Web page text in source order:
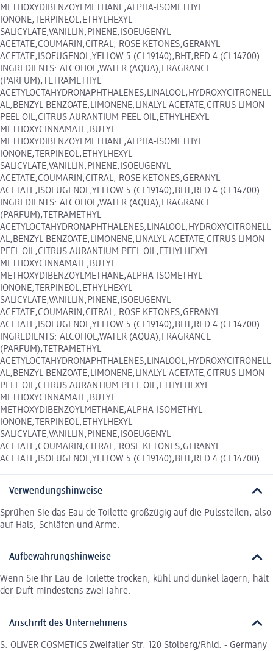
METHOXYDIBENZOYLMETHANE,ALPHA-ISOMETHYL
IONONE,TERPINEOL,ETHYLHEXYL
SALICYLATE,VANILLIN,PINENE,ISOEUGENYL
ACETATE,COUMARIN,CITRAL, ROSE KETONES,GERANYL
ACETATE,ISOEUGENOL,YELLOW 5 (CI 19140),BHT,RED 4 (CI 14700)
INGREDIENTS: ALCOHOL,WATER (AQUA),FRAGRANCE
(PARFUM),TETRAMETHYL
ACETYLOCTAHYDRONAPHTHALENES,LINALOOL,HYDROXYCITRONELL
AL,BENZYL BENZOATE,LIMONENE,LINALYL ACETATE,CITRUS LIMON
PEEL OIL,CITRUS AURANTIUM PEEL OIL,ETHYLHEXYL
METHOXYCINNAMATE,BUTYL
METHOXYDIBENZOYLMETHANE,ALPHA-ISOMETHYL
IONONE,TERPINEOL,ETHYLHEXYL
SALICYLATE,VANILLIN,PINENE,ISOEUGENYL
ACETATE,COUMARIN,CITRAL, ROSE KETONES,GERANYL
ACETATE,ISOEUGENOL,YELLOW 5 (CI 19140),BHT,RED 4 (CI 14700)
INGREDIENTS: ALCOHOL,WATER (AQUA),FRAGRANCE
(PARFUM),TETRAMETHYL
ACETYLOCTAHYDRONAPHTHALENES,LINALOOL,HYDROXYCITRONELL
AL,BENZYL BENZOATE,LIMONENE,LINALYL ACETATE,CITRUS LIMON
PEEL OIL,CITRUS AURANTIUM PEEL OIL,ETHYLHEXYL
METHOXYCINNAMATE,BUTYL
METHOXYDIBENZOYLMETHANE,ALPHA-ISOMETHYL
IONONE,TERPINEOL,ETHYLHEXYL
SALICYLATE,VANILLIN,PINENE,ISOEUGENYL
ACETATE,COUMARIN,CITRAL, ROSE KETONES,GERANYL
ACETATE,ISOEUGENOL,YELLOW 5 (CI 19140),BHT,RED 4 (CI 14700)
INGREDIENTS: ALCOHOL,WATER (AQUA),FRAGRANCE
(PARFUM),TETRAMETHYL
ACETYLOCTAHYDRONAPHTHALENES,LINALOOL,HYDROXYCITRONELL
AL,BENZYL BENZOATE,LIMONENE,LINALYL ACETATE,CITRUS LIMON
PEEL OIL,CITRUS AURANTIUM PEEL OIL,ETHYLHEXYL
METHOXYCINNAMATE,BUTYL
METHOXYDIBENZOYLMETHANE,ALPHA-ISOMETHYL
IONONE,TERPINEOL,ETHYLHEXYL
SALICYLATE,VANILLIN,PINENE,ISOEUGENYL
ACETATE,COUMARIN,CITRAL, ROSE KETONES,GERANYL
ACETATE,ISOEUGENOL,YELLOW 5 (CI 19140),BHT,RED 4 (CI 14700)
Verwendungshinweise
Sprühen Sie das Eau de Toilette großzügig auf die Pulsstellen, also
auf Hals, Schläfen und Arme.
Aufbewahrungshinweise
Wenn Sie Ihr Eau de Toilette trocken, kühl und dunkel lagern, hält
der Duft mindestens zwei Jahre.
Anschrift des Unternehmens
S. OLIVER COSMETICS Zweifaller Str. 120 Stolberg/Rhld. - Germany